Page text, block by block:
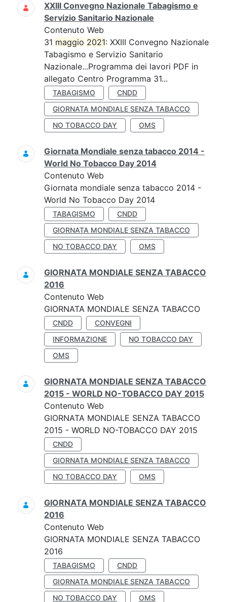
XXIII Convegno Nazionale Tabagismo e
Servizio Sanitario Nazionale
Contenuto Web
31 maggio 2021: XXIII Convegno Nazionale
Tabagismo e Servizio Sanitario
Nazionale...Programma dei lavori PDF in
allegato Centro Programma 31...
TABAGISMO
CNDD
GIORNATA MONDIALE SENZA TABACCO
NO TOBACCO DAY
OMS
Giornata Mondiale senza tabacco 2014 -
World No Tobacco Day 2014
Contenuto Web
Giornata mondiale senza tabacco 2014 -
World No Tobacco Day 2014
TABAGISMO
CNDD
GIORNATA MONDIALE SENZA TABACCO
NO TOBACCO DAY
OMS
GIORNATA MONDIALE SENZA TABACCO
2016
Contenuto Web
GIORNATA MONDIALE SENZA TABACCO
CNDD
CONVEGNI
INFORMAZIONE
NO TOBACCO DAY
OMS
GIORNATA MONDIALE SENZA TABACCO
2015 - WORLD NO-TOBACCO DAY 2015
Contenuto Web
GIORNATA MONDIALE SENZA TABACCO
2015 - WORLD NO-TOBACCO DAY 2015
CNDD
GIORNATA MONDIALE SENZA TABACCO
NO TOBACCO DAY
OMS
GIORNATA MONDIALE SENZA TABACCO
2016
Contenuto Web
GIORNATA MONDIALE SENZA TABACCO
2016
TABAGISMO
CNDD
GIORNATA MONDIALE SENZA TABACCO
NO TOBACCO DAY
OMS